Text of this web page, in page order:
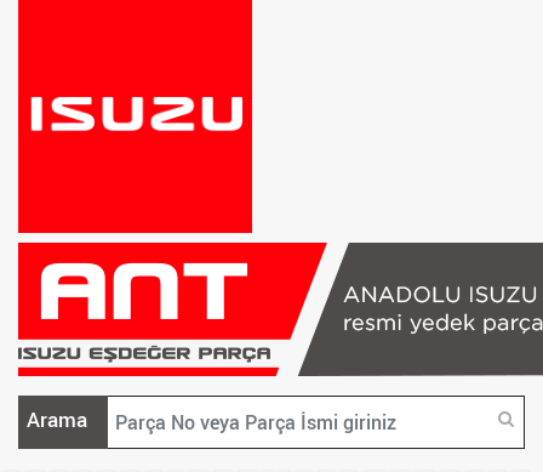
Arama